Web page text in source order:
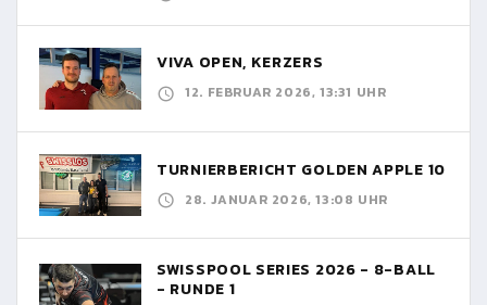
VIVA OPEN, KERZERS
12. FEBRUAR 2026, 13:31 UHR
TURNIERBERICHT GOLDEN APPLE 10
28. JANUAR 2026, 13:08 UHR
SWISSPOOL SERIES 2026 - 8-BALL
- RUNDE 1